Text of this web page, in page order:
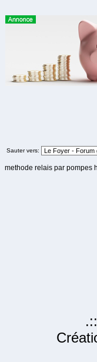
Sauter vers:
methode relais par pompes
.::